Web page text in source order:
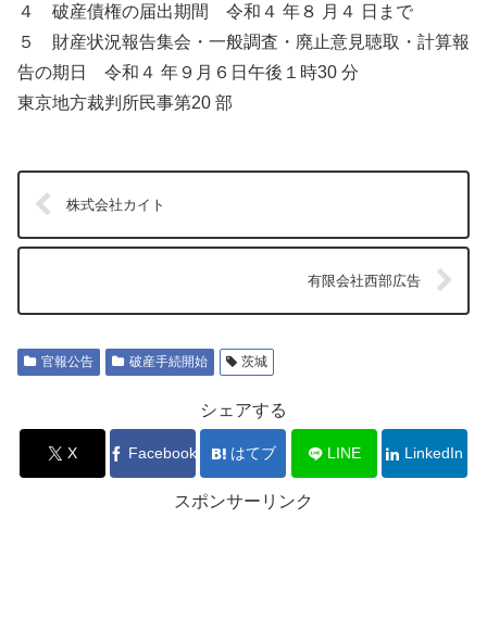
４ 破産債権の届出期間 令和４ 年８ 月４ 日まで
５ 財産状況報告集会・一般調査・廃止意見聴取・計算報
告の期日 令和４ 年９月６日午後１時30 分
東京地方裁判所民事第20 部
株式会社カイト
有限会社西部広告
官報公告 破産手続開始 茨城
シェアする
X Facebook はてブ LINE LinkedIn
スポンサーリンク